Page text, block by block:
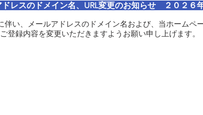
レスのドメイン名、URL変更のお知らせ ２０２
伴い、メールアドレスのドメイン名および、当ホームペ
登録内容を変更いただきますようお願い申し上げます。